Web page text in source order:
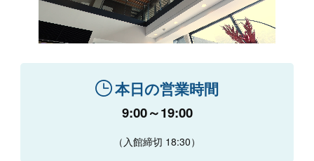
本日の営業時間
9:00～19:00
（入館締切 18:30）